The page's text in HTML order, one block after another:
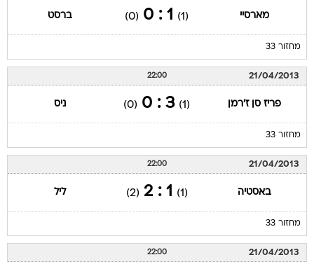
מארסיי (1)
1 : 0
(0) ברסט
מחזור 33
21/04/2013
22:00
פריז סן ז'רמן (1)
3 : 0
(0) ניס
מחזור 33
21/04/2013
22:00
באסטיה (1)
1 : 2
(2) ליל
מחזור 33
21/04/2013
22:00